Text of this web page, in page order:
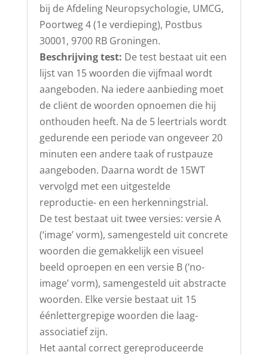
bij de Afdeling Neuropsychologie, UMCG,
Poortweg 4 (1e verdieping), Postbus
30001, 9700 RB Groningen.
Beschrijving test: De test bestaat uit een
lijst van 15 woorden die vijfmaal wordt
aangeboden. Na iedere aanbieding moet
de cliënt de woorden opnoemen die hij
onthouden heeft. Na de 5 leertrials wordt
gedurende een periode van ongeveer 20
minuten een andere taak of rustpauze
aangeboden. Daarna wordt de 15WT
vervolgd met een uitgestelde
reproductie- en een herkenningstrial.
De test bestaat uit twee versies: versie A
(‘image’ vorm), samengesteld uit concrete
woorden die gemakkelijk een visueel
beeld oproepen en een versie B (‘no-
image’ vorm), samengesteld uit abstracte
woorden. Elke versie bestaat uit 15
éénlettergrepige woorden die laag-
associatief zijn.
Het aantal correct gereproduceerde